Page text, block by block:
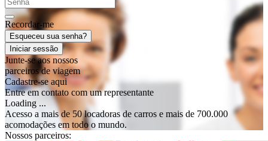
Recordar-me
Esqueceu sua senha?
Iniciar sessão
Junte-se aos nossos
parceiros de viagem
Cadastre-se aqui
Entre em contato com um representante
Loading ...
Acesso a mais de 50 locadoras de carros e mais de 700.000
acomodações em todo o mundo.
Nossos parceiros: